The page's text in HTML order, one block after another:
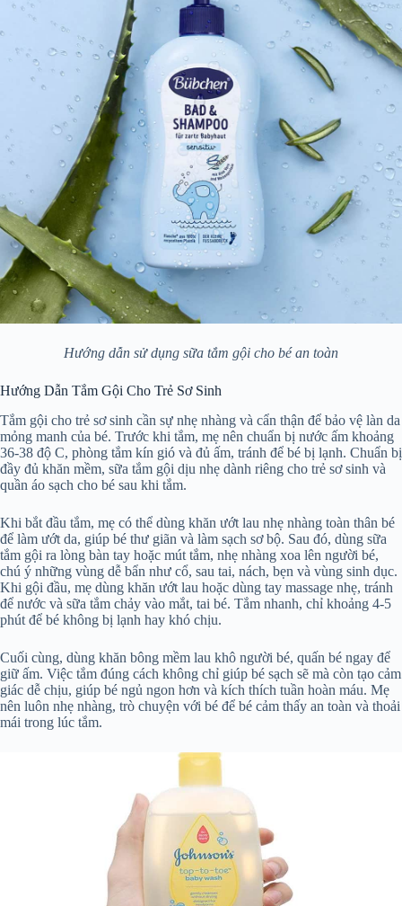
Hướng dẫn sử dụng sữa tắm gội cho bé an toàn
Hướng Dẫn Tắm Gội Cho Trẻ Sơ Sinh
Tắm gội cho trẻ sơ sinh cần sự nhẹ nhàng và cẩn thận để bảo vệ làn da
mỏng manh của bé. Trước khi tắm, mẹ nên chuẩn bị nước ấm khoảng
36-38 độ C, phòng tắm kín gió và đủ ấm, tránh để bé bị lạnh. Chuẩn bị
đầy đủ khăn mềm, sữa tắm gội dịu nhẹ dành riêng cho trẻ sơ sinh và
quần áo sạch cho bé sau khi tắm.
Khi bắt đầu tắm, mẹ có thể dùng khăn ướt lau nhẹ nhàng toàn thân bé
để làm ướt da, giúp bé thư giãn và làm sạch sơ bộ. Sau đó, dùng sữa
tắm gội ra lòng bàn tay hoặc mút tắm, nhẹ nhàng xoa lên người bé,
chú ý những vùng dễ bẩn như cổ, sau tai, nách, bẹn và vùng sinh dục.
Khi gội đầu, mẹ dùng khăn ướt lau hoặc dùng tay massage nhẹ, tránh
để nước và sữa tắm chảy vào mắt, tai bé. Tắm nhanh, chỉ khoảng 4-5
phút để bé không bị lạnh hay khó chịu.
Cuối cùng, dùng khăn bông mềm lau khô người bé, quấn bé ngay để
giữ ấm. Việc tắm đúng cách không chỉ giúp bé sạch sẽ mà còn tạo cảm
giác dễ chịu, giúp bé ngủ ngon hơn và kích thích tuần hoàn máu. Mẹ
nên luôn nhẹ nhàng, trò chuyện với bé để bé cảm thấy an toàn và thoải
mái trong lúc tắm.